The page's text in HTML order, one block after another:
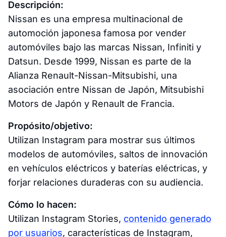
Descripción:
Nissan es una empresa multinacional de
automoción japonesa famosa por vender
automóviles bajo las marcas Nissan, Infiniti y
Datsun. Desde 1999, Nissan es parte de la
Alianza Renault-Nissan-Mitsubishi, una
asociación entre Nissan de Japón, Mitsubishi
Motors de Japón y Renault de Francia.
Propósito/objetivo:
Utilizan Instagram para mostrar sus últimos
modelos de automóviles, saltos de innovación
en vehículos eléctricos y baterías eléctricas, y
forjar relaciones duraderas con su audiencia.
Cómo lo hacen:
Utilizan Instagram Stories, contenido generado
por usuarios, características de Instagram,